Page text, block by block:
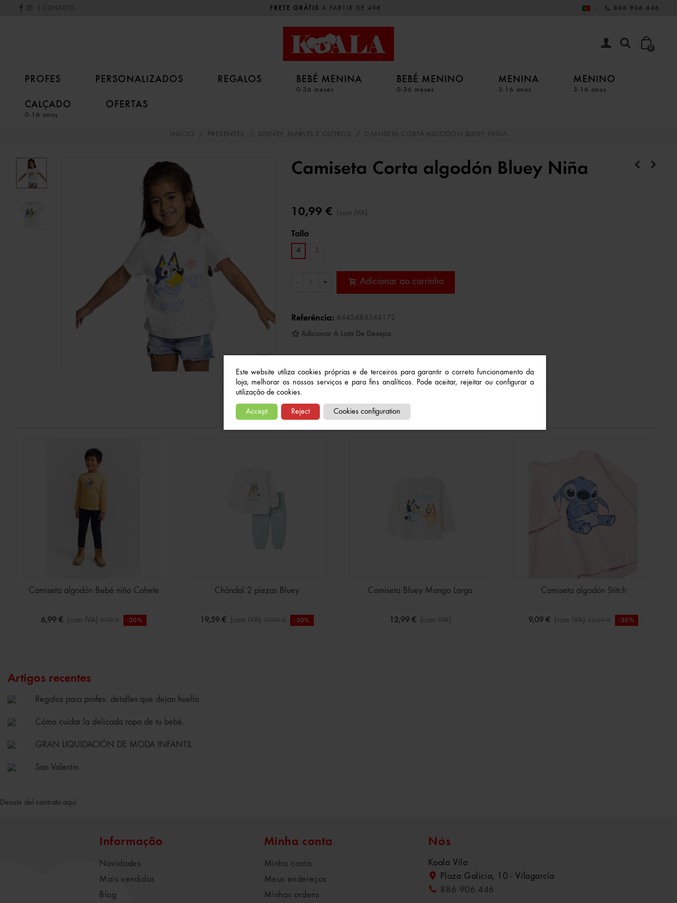
Este website utiliza cookies próprias e de terceiros para garantir o correto funcionamento da
loja, melhorar os nossos serviços e para fins analíticos. Pode aceitar, rejeitar ou configurar a
utilização de cookies.
Accept Reject Cookies configuration
CONTATO FRETE GRÁTIS A PARTIR DE 49€ 886 906 446
0
PROFES PERSONALIZADOS REGALOS BEBÉ MENINA
0-36 meses
BEBÉ MENINO
0-36 meses
MENINA
3-16 anos
MENINO
3-16 anos
CALÇADO
0-16 anos
OFERTAS
INÍCIO / PRESENTES / DISNEY, MARVEL E OUTROS / CAMISETA CORTA ALGODÓN BLUEY NIÑA
Camiseta Corta algodón Bluey Niña
10,99 € (com IVA)
Talla
4 5
- + Adicionar ao carrinho
Referência: 8445484344172
Adicionar A Lista De Desejos
Produtos relacionados
Camiseta algodón Bebé niño Cohete
6,99 € (com IVA) 9,99 € -30%
Chándal 2 piezas Bluey
19,59 € (com IVA) 27,99 € -30%
Camiseta Bluey Manga Larga
12,99 € (com IVA)
Camiseta algodón Stitch
9,09 € (com IVA) 12,99 € -30%
Artigos recentes
Regalos para profes: detalles que dejan huella
Cómo cuidar la delicada ropa de tu bebé.
GRAN LIQUIDACIÓN DE MODA INFANTIL
San Valentín
Desistir del contrato aquí
Informação
Novidades
Mais vendidos
Blog
Minha conta
Minha conta
Meus endereços
Minhas ordens
Nós
Koala Vila
Plaza Galicia, 10 - Vilagarcía
886 906 446